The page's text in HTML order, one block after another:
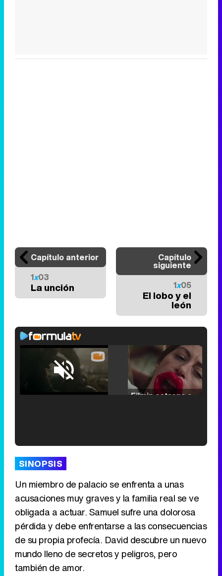
Capítulo anterior
1x03
La unción
Capítulo
siguiente
1x05
El lobo y el
león
Unmute /
Loaded
25.30%
Tráiler de '33 días', la nueva serie de Atresplayer con Julián Villagrán y José Manuel Poga
SINOPSIS
Un miembro de palacio se enfrenta a unas
acusaciones muy graves y la familia real se ve
obligada a actuar. Samuel sufre una dolorosa
pérdida y debe enfrentarse a las consecuencias
de su propia profecía. David descubre un nuevo
mundo lleno de secretos y peligros, pero
también de amor.